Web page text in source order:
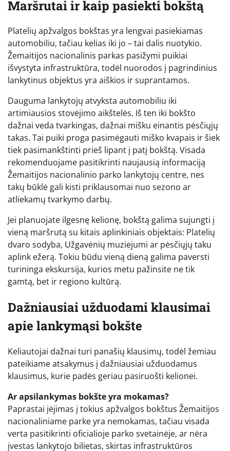
Maršrutai ir kaip pasiekti bokštą
Platelių apžvalgos bokštas yra lengvai pasiekiamas
automobiliu, tačiau kelias iki jo – tai dalis nuotykio.
Žemaitijos nacionalinis parkas pasižymi puikiai
išvystyta infrastruktūra, todėl nuorodos į pagrindinius
lankytinus objektus yra aiškios ir suprantamos.
Dauguma lankytojų atvyksta automobiliu iki
artimiausios stovėjimo aikštelės. Iš ten iki bokšto
dažnai veda tvarkingas, dažnai mišku einantis pėsčiųjų
takas. Tai puiki proga pasimėgauti miško kvapais ir šiek
tiek pasimankštinti prieš lipant į patį bokštą. Visada
rekomenduojame pasitikrinti naujausią informaciją
Žemaitijos nacionalinio parko lankytojų centre, nes
takų būklė gali kisti priklausomai nuo sezono ar
atliekamų tvarkymo darbų.
Jei planuojate ilgesnę kelionę, bokštą galima sujungti į
vieną maršrutą su kitais aplinkiniais objektais: Platelių
dvaro sodyba, Užgavėnių muziejumi ar pėsčiųjų taku
aplink ežerą. Tokiu būdu vieną dieną galima paversti
turininga ekskursija, kurios metu pažinsite ne tik
gamtą, bet ir regiono kultūrą.
Dažniausiai užduodami klausimai
apie lankymąsi bokšte
Keliautojai dažnai turi panašių klausimų, todėl žemiau
pateikiame atsakymus į dažniausiai užduodamus
klausimus, kurie padės geriau pasiruošti kelionei.
Ar apsilankymas bokšte yra mokamas?
Paprastai įėjimas į tokius apžvalgos bokštus Žemaitijos
nacionaliniame parke yra nemokamas, tačiau visada
verta pasitikrinti oficialioje parko svetainėje, ar nėra
įvestas lankytojo bilietas, skirtas infrastruktūros